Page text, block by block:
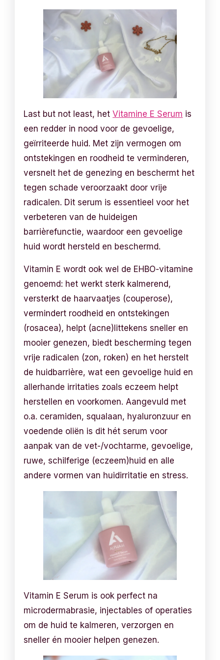
Last but not least, hetVitamine E Serum is
een redder in nood voor de gevoelige,
geïrriteerde huid. Met zijn vermogen om
ontstekingen en roodheid te verminderen,
versnelt het de genezing en beschermt het
tegen schade veroorzaakt door vrije
radicalen. Dit serum is essentieel voor het
verbeteren van de huideigen
barrièrefunctie, waardoor een gevoelige
huid wordt hersteld en beschermd.
Vitamin E wordt ook wel de EHBO-vitamine
genoemd: het werkt sterk kalmerend,
versterkt de haarvaatjes (couperose),
vermindert roodheid en ontstekingen
(rosacea), helpt (acne)littekens sneller en
mooier genezen, biedt bescherming tegen
vrije radicalen (zon, roken) en het herstelt
de huidbarrière, wat een gevoelige huid en
allerhande irritaties zoals eczeem helpt
herstellen en voorkomen. Aangevuld met
o.a. ceramiden, squalaan, hyaluronzuur en
voedende oliën is dit hét serum voor
aanpak van de vet-/vochtarme, gevoelige,
ruwe, schilferige (eczeem)huid en alle
andere vormen van huidirritatie en stress.
Vitamin E Serum is ook perfect na
microdermabrasie, injectables of operaties
om de huid te kalmeren, verzorgen en
sneller én mooier helpen genezen.